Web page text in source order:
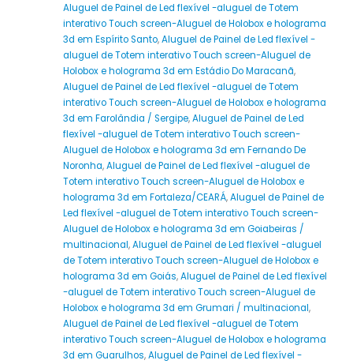
Aluguel de Painel de Led flexível -aluguel de Totem
interativo Touch screen-Aluguel de Holobox e holograma
3d em Espírito Santo,Aluguel de Painel de Led flexível -
aluguel de Totem interativo Touch screen-Aluguel de
Holobox e holograma 3d em Estádio Do Maracanã,
Aluguel de Painel de Led flexível -aluguel de Totem
interativo Touch screen-Aluguel de Holobox e holograma
3d em Farolândia / Sergipe,Aluguel de Painel de Led
flexível -aluguel de Totem interativo Touch screen-
Aluguel de Holobox e holograma 3d em Fernando De
Noronha,Aluguel de Painel de Led flexível -aluguel de
Totem interativo Touch screen-Aluguel de Holobox e
holograma 3d em Fortaleza/CEARÁ,Aluguel de Painel de
Led flexível -aluguel de Totem interativo Touch screen-
Aluguel de Holobox e holograma 3d em Goiabeiras /
multinacional,Aluguel de Painel de Led flexível -aluguel
de Totem interativo Touch screen-Aluguel de Holobox e
holograma 3d em Goiás,Aluguel de Painel de Led flexível
-aluguel de Totem interativo Touch screen-Aluguel de
Holobox e holograma 3d em Grumari / multinacional,
Aluguel de Painel de Led flexível -aluguel de Totem
interativo Touch screen-Aluguel de Holobox e holograma
3d em Guarulhos,Aluguel de Painel de Led flexível -